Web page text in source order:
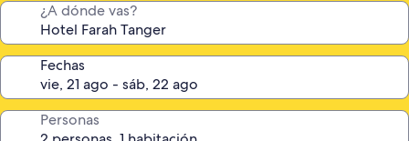
¿A dónde vas?
Fechas
Personas